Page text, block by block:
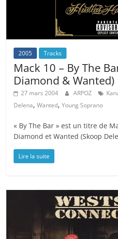
2005 Tracks
Mack 10 – By The
Diamond & Wanted)
27 mars 2004 ARPOZ
Delena,Wanted,Young Soprano
« By The Bar » est un titre de
Diamond et Wanted (Skoop
Lire la suite